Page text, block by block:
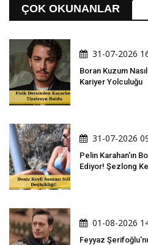
ÇOK OKUNANLAR
31-07-2026
Boran Kuzum
Kariyer Yolculuğu
31-07-2026
Pelin Karahan'ın
Ediyor! Şezlong
01-08-2026
Feyyaz